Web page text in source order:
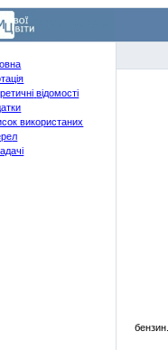
відомості
використаних
л
бензин.